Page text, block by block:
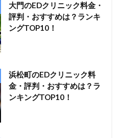
大門のEDクリニック料金・
評判・おすすめは？ランキ
ングTOP10！
浜松町のEDクリニック料
金・評判・おすすめは？ラ
ンキングTOP10！